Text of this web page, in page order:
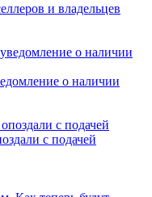
и владельцев
о наличии
с подачей